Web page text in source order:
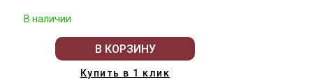
В наличии
В КОРЗИНУ
Купить в 1 клик